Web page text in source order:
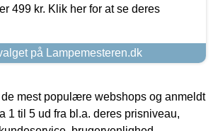
499 kr. Klik her for at se deres
på Lampemesteren.dk
mest populære webshops og anmeldt
1 til 5 ud fra bl.a. deres prisniveau,